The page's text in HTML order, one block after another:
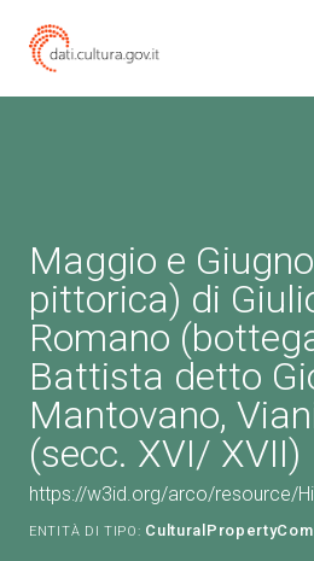
Maggio e
pittorica) di
Romano
Battista detto
Mantovano,
(secc. XVI/ XVII)
https://w3id.org/arco/resource/
ENTITÀ DI TIPO: